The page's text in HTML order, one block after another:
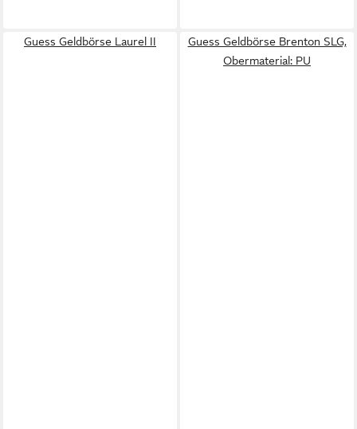
Guess Geldbörse Laurel II
Guess Geldbörse Brenton SLG,
Obermaterial: PU